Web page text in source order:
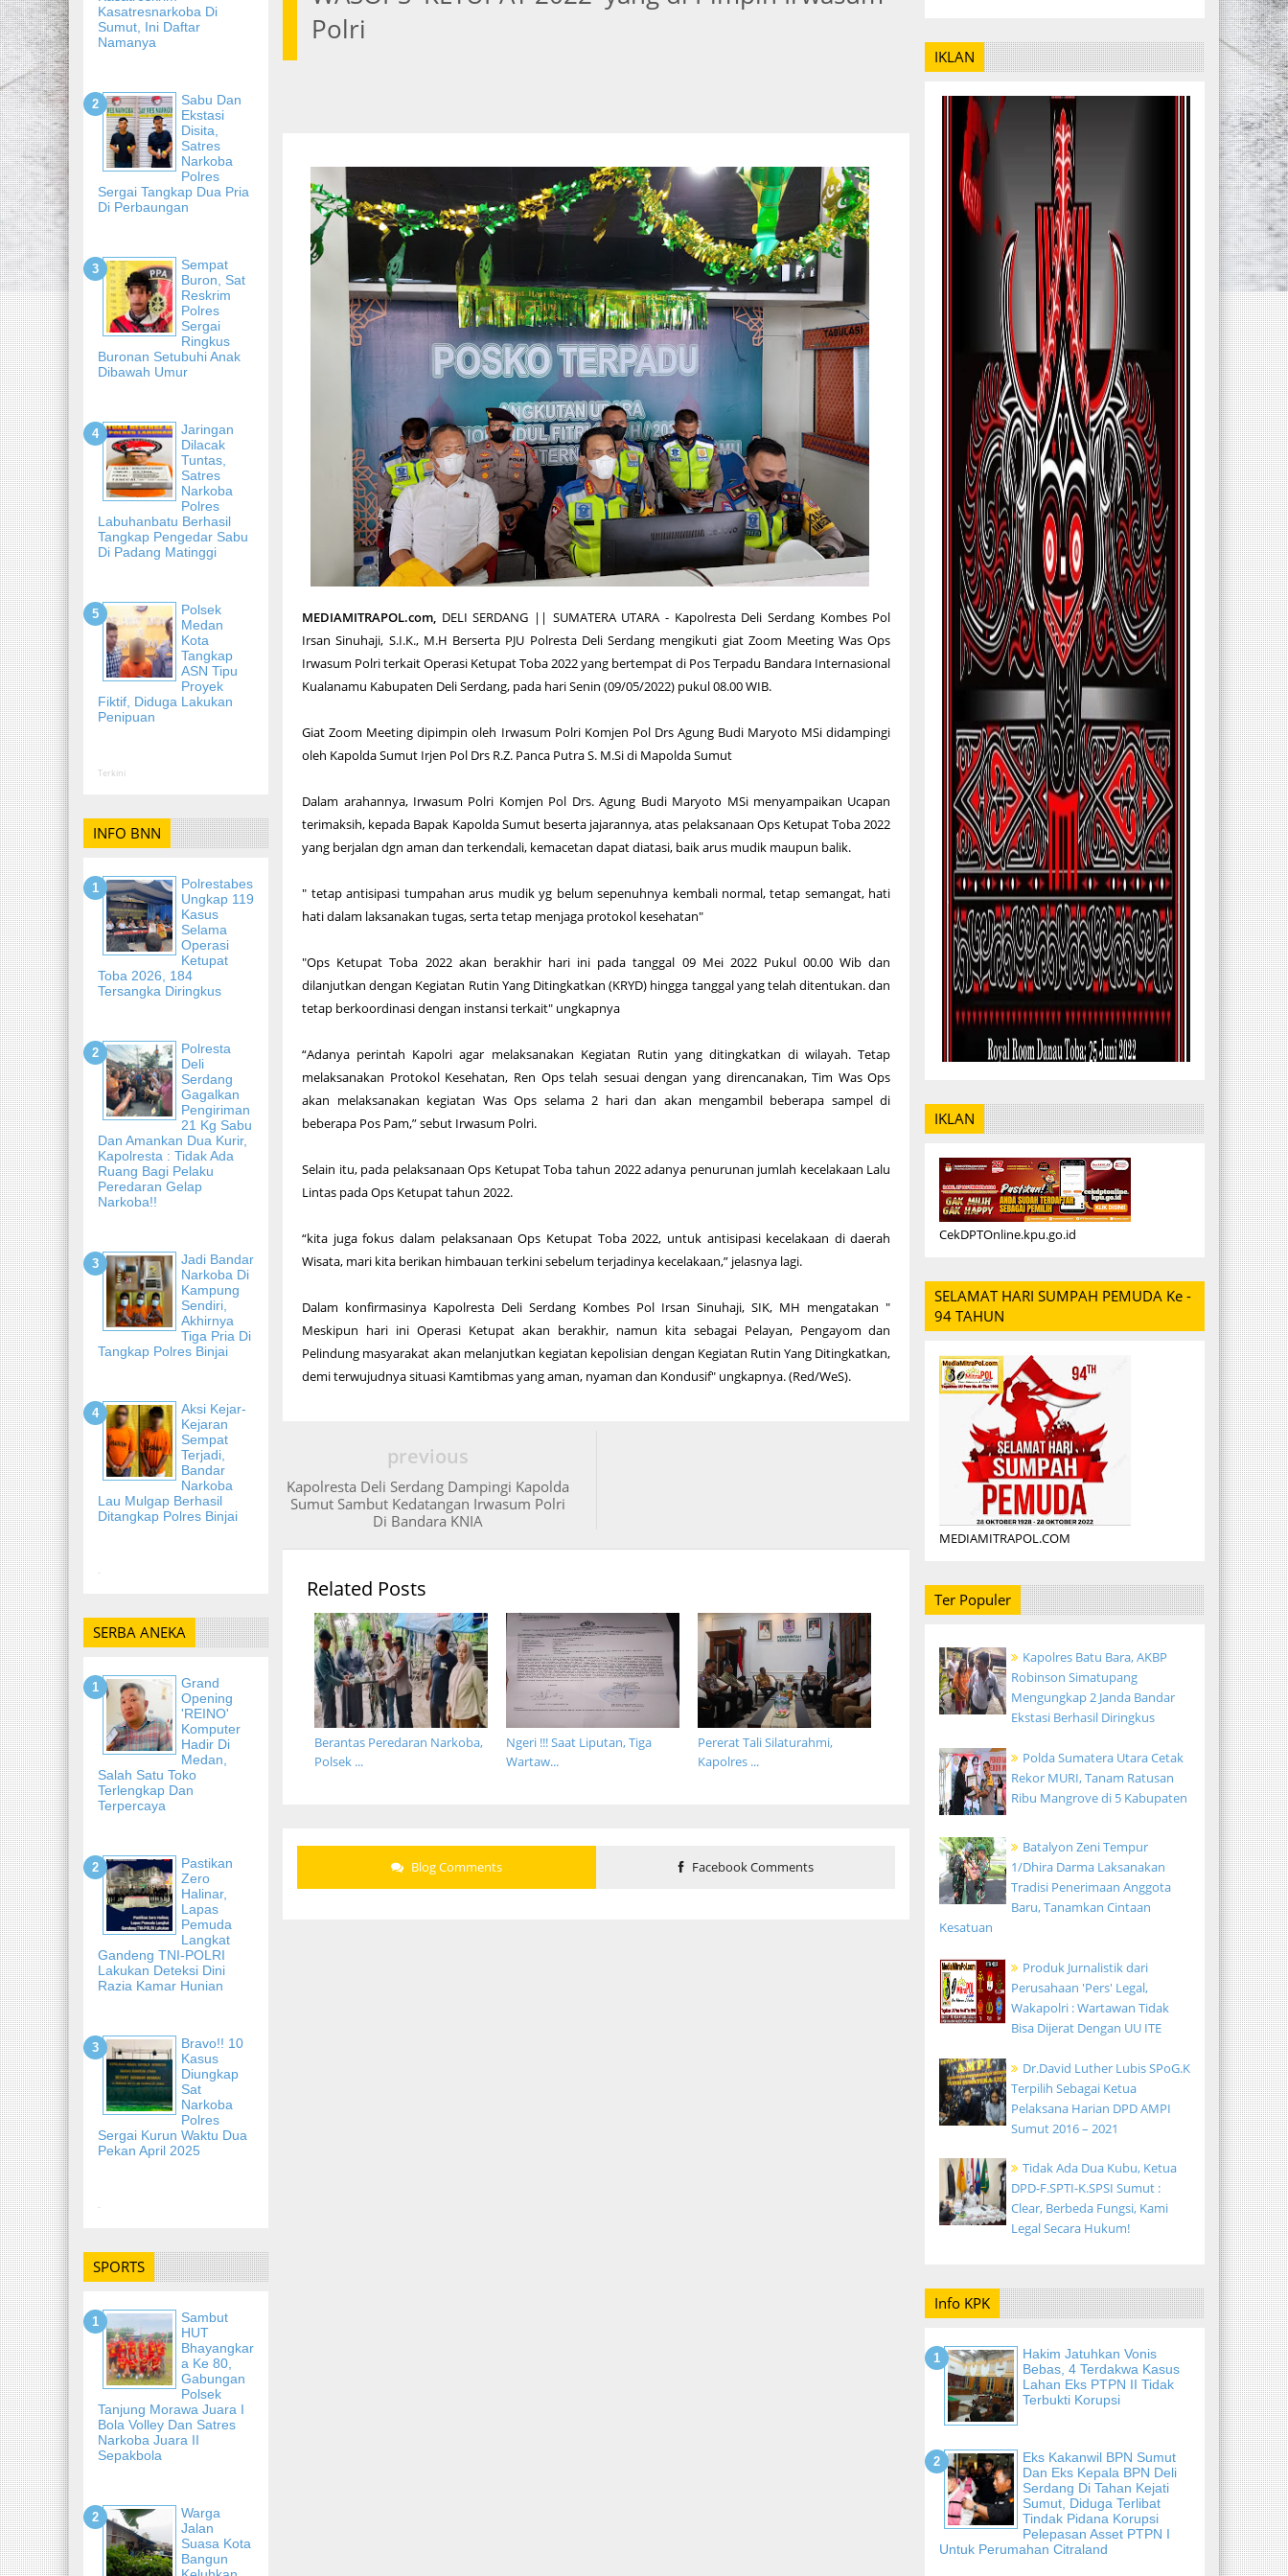
Kasatresnarkoba Di
Sumut, Ini Daftar
Namanya
Sabu Dan
Ekstasi
Disita,
Satres
Narkoba
Polres
Sergai Tangkap Dua Pria
Di Perbaungan
Sempat
Buron, Sat
Reskrim
Polres
Sergai
Ringkus
Buronan Setubuhi Anak
Dibawah Umur
Jaringan
Dilacak
Tuntas,
Satres
Narkoba
Polres
Labuhanbatu Berhasil
Tangkap Pengedar Sabu
Di Padang Matinggi
Polsek
Medan
Kota
Tangkap
ASN Tipu
Proyek
Fiktif, Diduga Lakukan
Penipuan
Terkini
INFO BNN
Polrestabes
Ungkap 119
Kasus
Selama
Operasi
Ketupat
Toba 2026, 184
Tersangka Diringkus
Polresta
Deli
Serdang
Gagalkan
Pengiriman
21 Kg Sabu
Dan Amankan Dua Kurir,
Kapolresta : Tidak Ada
Ruang Bagi Pelaku
Peredaran Gelap
Narkoba!!
Jadi Bandar
Narkoba Di
Kampung
Sendiri,
Akhirnya
Tiga Pria Di
Tangkap Polres Binjai
Aksi Kejar-
Kejaran
Sempat
Terjadi,
Bandar
Narkoba
Lau Mulgap Berhasil
Ditangkap Polres Binjai
-
SERBA ANEKA
Grand
Opening
'REINO'
Komputer
Hadir Di
Medan,
Salah Satu Toko
Terlengkap Dan
Terpercaya
Pastikan
Zero
Halinar,
Lapas
Pemuda
Langkat
Gandeng TNI-POLRI
Lakukan Deteksi Dini
Razia Kamar Hunian
Bravo!! 10
Kasus
Diungkap
Sat
Narkoba
Polres
Sergai Kurun Waktu Dua
Pekan April 2025
-
SPORTS
Sambut
HUT
Bhayangkar
A Ke 80,
Gabungan
Polsek
Tanjung Morawa Juara I
Bola Volley Dan Satres
Narkoba Juara II
Sepakbola
Warga
Jalan
Suasa Kota
Bangun
Polri
MEDIAMITRAPOL.com, DELI SERDANG || SUMATERA UTARA - Kapolresta Deli Serdang Kombes Pol
Irsan Sinuhaji, S.I.K., M.H Berserta PJU Polresta Deli Serdang mengikuti giat Zoom Meeting Was Ops
Irwasum Polri terkait Operasi Ketupat Toba 2022 yang bertempat di Pos Terpadu Bandara Internasional
Kualanamu Kabupaten Deli Serdang, pada hari Senin (09/05/2022) pukul 08.00 WIB.
Giat Zoom Meeting dipimpin oleh Irwasum Polri Komjen Pol Drs Agung Budi Maryoto MSi didampingi
oleh Kapolda Sumut Irjen Pol Drs R.Z. Panca Putra S. M.Si di Mapolda Sumut
Dalam arahannya, Irwasum Polri Komjen Pol Drs. Agung Budi Maryoto MSi menyampaikan Ucapan
terimaksih, kepada Bapak Kapolda Sumut beserta jajarannya, atas pelaksanaan Ops Ketupat Toba 2022
yang berjalan dgn aman dan terkendali, kemacetan dapat diatasi, baik arus mudik maupun balik.
" tetap antisipasi tumpahan arus mudik yg belum sepenuhnya kembali normal, tetap semangat, hati
hati dalam laksanakan tugas, serta tetap menjaga protokol kesehatan"
"Ops Ketupat Toba 2022 akan berakhir hari ini pada tanggal 09 Mei 2022 Pukul 00.00 Wib dan
dilanjutkan dengan Kegiatan Rutin Yang Ditingkatkan (KRYD) hingga tanggal yang telah ditentukan. dan
tetap berkoordinasi dengan instansi terkait" ungkapnya
“Adanya perintah Kapolri agar melaksanakan Kegiatan Rutin yang ditingkatkan di wilayah. Tetap
melaksanakan Protokol Kesehatan, Ren Ops telah sesuai dengan yang direncanakan, Tim Was Ops
akan melaksanakan kegiatan Was Ops selama 2 hari dan akan mengambil beberapa sampel di
beberapa Pos Pam,” sebut Irwasum Polri.
Selain itu, pada pelaksanaan Ops Ketupat Toba tahun 2022 adanya penurunan jumlah kecelakaan Lalu
Lintas pada Ops Ketupat tahun 2022.
“kita juga fokus dalam pelaksanaan Ops Ketupat Toba 2022, untuk antisipasi kecelakaan di daerah
Wisata, mari kita berikan himbauan terkini sebelum terjadinya kecelakaan,” jelasnya lagi.
Dalam konfirmasinya Kapolresta Deli Serdang Kombes Pol Irsan Sinuhaji, SIK, MH mengatakan "
Meskipun hari ini Operasi Ketupat akan berakhir, namun kita sebagai Pelayan, Pengayom dan
Pelindung masyarakat akan melanjutkan kegiatan kepolisian dengan Kegiatan Rutin Yang Ditingkatkan,
demi terwujudnya situasi Kamtibmas yang aman, nyaman dan Kondusif" ungkapnya. (Red/WeS).
previous
Kapolresta Deli Serdang Dampingi Kapolda
Sumut Sambut Kedatangan Irwasum Polri
Di Bandara KNIA
Related Posts
Pererat Tali Silaturahmi,
Kapolres ...
Ngeri !!! Saat Liputan, Tiga
Wartaw...
Berantas Peredaran Narkoba,
Polsek ...
Blog Comments Facebook Comments
IKLAN
IKLAN
CekDPTOnline.kpu.go.id
SELAMAT HARI SUMPAH PEMUDA Ke -
94 TAHUN
MEDIAMITRAPOL.COM
Ter Populer
Kapolres Batu Bara, AKBP
Robinson Simatupang
Mengungkap 2 Janda Bandar
Ekstasi Berhasil Diringkus
Polda Sumatera Utara Cetak
Rekor MURI, Tanam Ratusan
Ribu Mangrove di 5 Kabupaten
Batalyon Zeni Tempur
1/Dhira Darma Laksanakan
Tradisi Penerimaan Anggota
Baru, Tanamkan Cintaan
Kesatuan
Produk Jurnalistik dari
Perusahaan 'Pers' Legal,
Wakapolri : Wartawan Tidak
Bisa Dijerat Dengan UU ITE
Dr.David Luther Lubis SPoG.K
Terpilih Sebagai Ketua
Pelaksana Harian DPD AMPI
Sumut 2016 – 2021
Tidak Ada Dua Kubu, Ketua
DPD-F.SPTI-K.SPSI Sumut :
Clear, Berbeda Fungsi, Kami
Legal Secara Hukum!
Info KPK
Hakim Jatuhkan Vonis
Bebas, 4 Terdakwa Kasus
Lahan Eks PTPN II Tidak
Terbukti Korupsi
Eks Kakanwil BPN Sumut
Dan Eks Kepala BPN Deli
Serdang Di Tahan Kejati
Sumut, Diduga Terlibat
Tindak Pidana Korupsi
Pelepasan Asset PTPN I
Untuk Perumahan Citraland